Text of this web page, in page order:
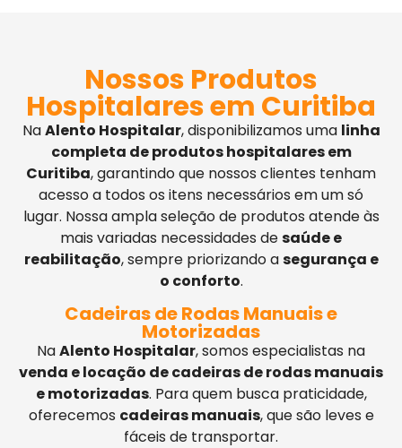
Nossos Produtos
Hospitalares em Curitiba
NaAlento Hospitalar, disponibilizamos uma linha
completa de produtos hospitalares em
Curitiba, garantindo que nossos clientes tenham
acesso a todos os itens necessários em um só
lugar. Nossa ampla seleção de produtos atende às
mais variadas necessidades desaúde e
reabilitação, sempre priorizando asegurança e
o conforto.
Cadeiras de Rodas Manuais e
Motorizadas
NaAlento Hospitalar, somos especialistas na
venda e locação de cadeiras de rodas manuais
e motorizadas. Para quem busca praticidade,
oferecemos cadeiras manuais, que são leves e
fáceis de transportar.